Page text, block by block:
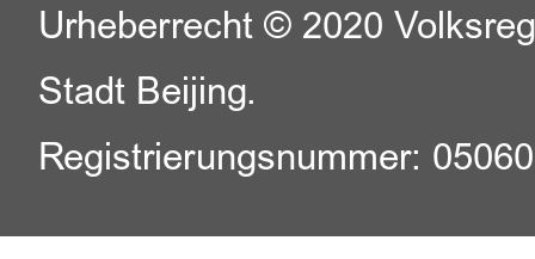
Urheberrecht © 2020
Stadt Beijing.
Registrierungsnummer: